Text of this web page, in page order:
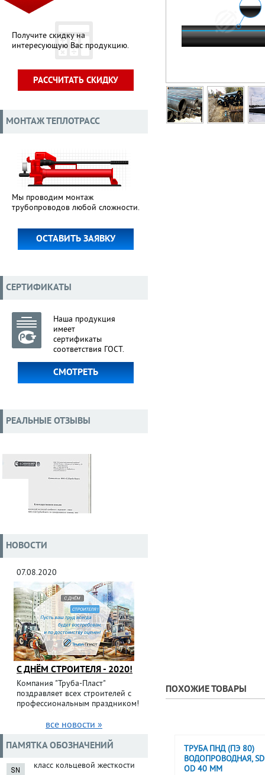
ПОХОЖИЕ ТОВАРЫ
ТРУБА ПНД (ПЭ 80)
ВОДОПРОВОДНАЯ,
OD 40 ММ
Получите скидку на
интересующую Вас продукцию.
РАССЧИТАТЬ СКИДКУ
МОНТАЖ ТЕПЛОТРАСС
Мы проводим монтаж
трубопроводов любой сложности.
ОСТАВИТЬ ЗАЯВКУ
СЕРТИФИКАТЫ
Наша продукция
имеет
сертификаты
соответствия ГОСТ.
СМОТРЕТЬ
РЕАЛЬНЫЕ ОТЗЫВЫ
НОВОСТИ
07.08.2020
С ДНЁМ СТРОИТЕЛЯ - 2020!
Компания "Труба-Пласт"
поздравляет всех строителей с
профессиональным праздником!
все новости »
ПАМЯТКА ОБОЗНАЧЕНИЙ
класс кольцевой жесткости